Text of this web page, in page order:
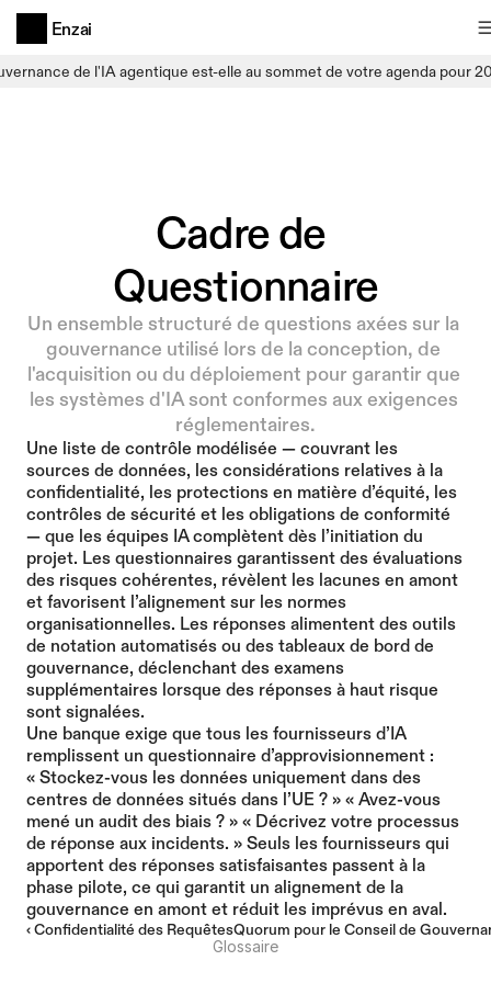
de l'IA agentique est-elle au sommet de votre agenda pour
Enzai
Cadre de
Questionnaire
Un ensemble structuré de questions axées sur la
gouvernance utilisé lors de la conception, de
l'acquisition ou du déploiement pour garantir que
les systèmes d'IA sont conformes aux exigences
réglementaires.
Une liste de contrôle modélisée — couvrant les
sources de données, les considérations relatives à la
confidentialité, les protections en matière d’équité, les
contrôles de sécurité et les obligations de conformité
— que les équipes IA complètent dès l’initiation du
projet. Les questionnaires garantissent des évaluations
des risques cohérentes, révèlent les lacunes en amont
et favorisent l’alignement sur les normes
organisationnelles. Les réponses alimentent des outils
de notation automatisés ou des tableaux de bord de
gouvernance, déclenchant des examens
supplémentaires lorsque des réponses à haut risque
sont signalées.
Une banque exige que tous les fournisseurs d’IA
remplissent un questionnaire d’approvisionnement :
« Stockez-vous les données uniquement dans des
centres de données situés dans l’UE ? » « Avez-vous
mené un audit des biais ? » « Décrivez votre processus
de réponse aux incidents. » Seuls les fournisseurs qui
apportent des réponses satisfaisantes passent à la
phase pilote, ce qui garantit un alignement de la
gouvernance en amont et réduit les imprévus en aval.
‹ Confidentialité des RequêtesQuorum pour le Conseil de
Glossaire